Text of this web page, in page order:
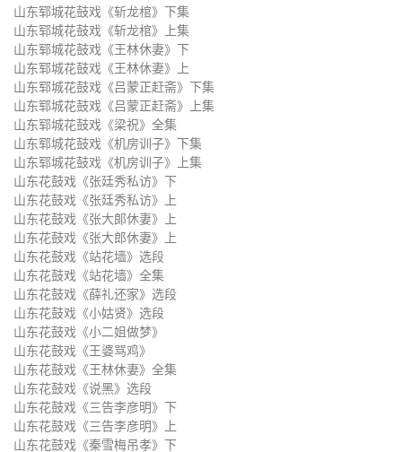
山东花鼓戏《小姑贤》选段
山东花鼓戏《王婆骂鸡》
山东花鼓戏《说黑》选段 山东花鼓戏《三告李彦明》下
山东花鼓戏《三告李彦明》上
山东花鼓戏《秦雪梅吊孝》上
山东花鼓戏《蓝桥会》下
山东花鼓戏《花厅会》
山东花鼓戏 杨八郎探母 陈化举
山东花鼓戏 三皇治世 苗庆锁
山东花鼓戏 煎年糕 王巧灵
山东花鼓戏 顾来友赶脚 王允强 苑
凤环
山东郓城花鼓戏《斩龙棺》下集
山东郓城花鼓戏《斩龙棺》上集
山东郓城花鼓戏《王林休妻》下
山东郓城花鼓戏《王林休妻》上
山东郓城花鼓戏《吕蒙正赶斋》下集
山东郓城花鼓戏《吕蒙正赶斋》上集
山东郓城花鼓戏《梁祝》全集
山东郓城花鼓戏《机房训子》下集
山东郓城花鼓戏《机房训子》上集
山东花鼓戏《张廷秀私访》下
山东花鼓戏《张廷秀私访》上
山东花鼓戏《张大郞休妻》上
山东花鼓戏《张大郎休妻》上
山东花鼓戏《站花墙》选段
山东花鼓戏《站花墙》全集
山东花鼓戏《薛礼还家》选段
山东花鼓戏《小姑贤》选段
山东花鼓戏《小二姐做梦》
山东花鼓戏《王婆骂鸡》
山东花鼓戏《王林休妻》全集
山东花鼓戏《说黑》选段
山东花鼓戏《三告李彦明》下
山东花鼓戏《三告李彦明》上
山东花鼓戏《秦雪梅吊孝》下